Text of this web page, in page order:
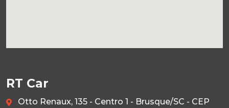
RT Car
Otto Renaux, 135 - Centro 1 - Brusque/SC - CEP